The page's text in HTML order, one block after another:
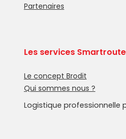
Partenaires
Les services Smartroute
Le concept Brodit
Qui sommes nous ?
Logistique professionnelle